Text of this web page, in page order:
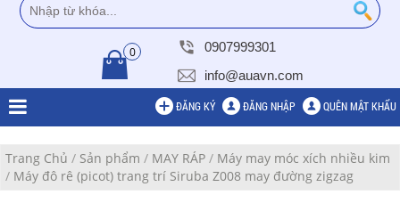
0
0907999301
info@auavn.com
ĐĂNG KÝ ĐĂNG NHẬP QUÊN MẬT KHẨU
Trang Chủ / Sản phẩm / MAY RÁP / Máy may móc xích nhiều kim
/ Máy đô rê (picot) trang trí Siruba Z008 may đường zigzag